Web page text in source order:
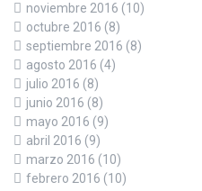
noviembre 2016 (10)
octubre 2016 (8)
septiembre 2016 (8)
agosto 2016 (4)
julio 2016 (8)
junio 2016 (8)
mayo 2016 (9)
abril 2016 (9)
marzo 2016 (10)
febrero 2016 (10)